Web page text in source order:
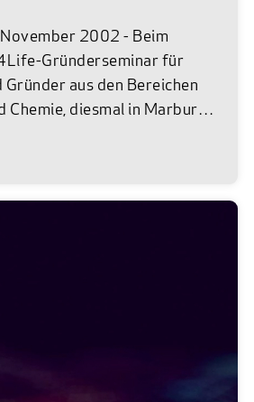
2002 - Beim
Gründerseminar für
aus den Bereichen
Chemie, diesmal in Marburg,
Schritte und typische
werden im